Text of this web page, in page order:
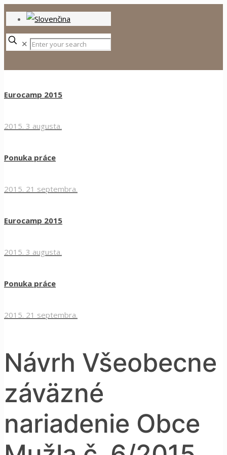
✕
Eurocamp 2015
2015. 3 augusta.
Ponuka práce
2015. 21 septembra.
Eurocamp 2015
2015. 3 augusta.
Ponuka práce
2015. 21 septembra.
Návrh Všeobecne
záväzné
nariadenie Obce